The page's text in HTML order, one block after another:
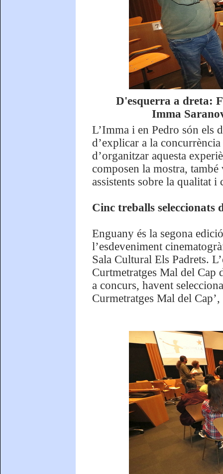
D'esquerra a dreta:
Imma
L’Imma i en Pedro són els
d’explicar a la
d’organitzar aquesta
composen la mostra,
assistents sobre la qualitat
Cinc treballs
Enguany és la segona
l’esdeveniment
Sala Cultural Els Padrets.
Curtmetratges Mal del Cap
a concurs, havent
Curmetratges Mal del